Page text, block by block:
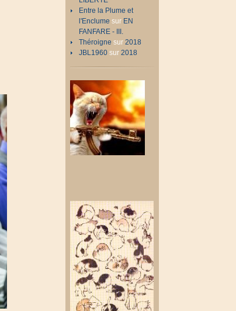
Entre la Plume et
l'Enclume sur EN
FANFARE - III.
Théroigne sur 2018
JBL1960 sur 2018